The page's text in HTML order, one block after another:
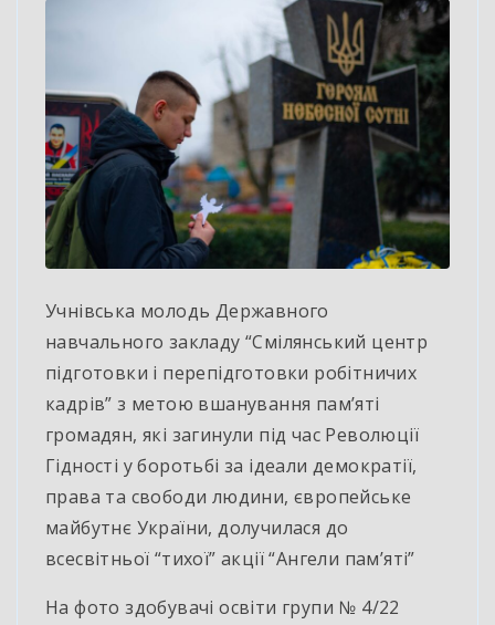
Учнівська молодь Державного
навчального закладу “Смілянський центр
підготовки і перепідготовки робітничих
кадрів” з метою вшанування пам’яті
громадян, які загинули під час Революції
Гідності у боротьбі за ідеали демократії,
права та свободи людини, європейське
майбутнє України, долучилася до
всесвітньої “тихої” акції “Ангели пам’яті”
На фото здобувачі освіти групи № 4/22